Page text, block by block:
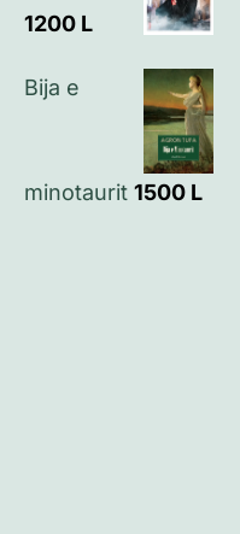
1200 L
Bija e
minotaurit 1500 L